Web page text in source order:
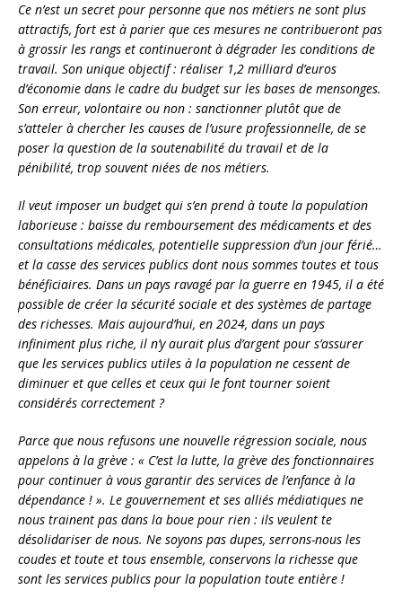
Ce n’est un secret pour personne que nos métiers ne sont plus
attractifs, fort est à parier que ces mesures ne contribueront pas
à grossir les rangs et continueront à dégrader les conditions de
travail. Son unique objectif : réaliser 1,2 milliard d’euros
d’économie dans le cadre du budget sur les bases de mensonges.
Son erreur, volontaire ou non : sanctionner plutôt que de
s’atteler à chercher les causes de l’usure professionnelle, de se
poser la question de la soutenabilité du travail et de la
pénibilité, trop souvent niées de nos métiers.
Il veut imposer un budget qui s’en prend à toute la population
laborieuse : baisse du remboursement des médicaments et des
consultations médicales, potentielle suppression d’un jour férié…
et la casse des services publics dont nous sommes toutes et tous
bénéficiaires. Dans un pays ravagé par la guerre en 1945, il a été
possible de créer la sécurité sociale et des systèmes de partage
des richesses. Mais aujourd’hui, en 2024, dans un pays
infiniment plus riche, il n’y aurait plus d’argent pour s’assurer
que les services publics utiles à la population ne cessent de
diminuer et que celles et ceux qui le font tourner soient
considérés correctement ?
Parce que nous refusons une nouvelle régression sociale, nous
appelons à la grève : « C’est la lutte, la grève des fonctionnaires
pour continuer à vous garantir des services de l’enfance à la
dépendance ! ». Le gouvernement et ses alliés médiatiques ne
nous trainent pas dans la boue pour rien : ils veulent te
désolidariser de nous. Ne soyons pas dupes, serrons-nous les
coudes et toute et tous ensemble, conservons la richesse que
sont les services publics pour la population toute entière !